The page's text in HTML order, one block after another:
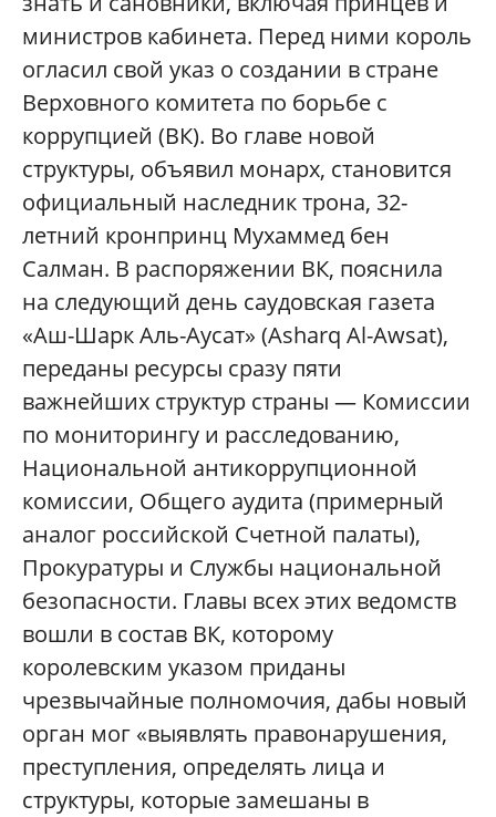
министров кабинета. Перед ними король
огласил свой указ о создании в стране
Верховного комитета по борьбе с
коррупцией (ВК). Во главе новой
структуры, объявил монарх, становится
официальный наследник трона, 32-
летний кронпринц Мухаммед бен
Салман. В распоряжении ВК, пояснила
на следующий день саудовская газета
«Аш-Шарк Аль-Аусат» (Asharq Al-Awsat),
переданы ресурсы сразу пяти
важнейших структур страны — Комиссии
по мониторингу и расследованию,
Национальной антикоррупционной
комиссии, Общего аудита (примерный
аналог российской Счетной палаты),
Прокуратуры и Службы национальной
безопасности. Главы всех этих ведомств
вошли в состав ВК, которому
королевским указом приданы
чрезвычайные полномочия, дабы новый
орган мог «выявлять правонарушения,
преступления, определять лица и
структуры, которые замешаны в